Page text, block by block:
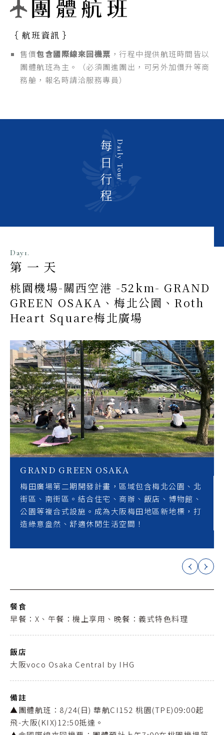
｛ 航班資訊 ｝
售價包含國際線來回機票 ，行程中提供航班時間皆以
團體航班為主。（必須團進團出，可另外加價升等商
務艙，報名時請洽服務專員）
Daily Tour
每日行程
Day1.
第一天
桃園機場-關西空港 -52km- GRAND
GREEN OSAKA、梅北公園、Roth
Heart Square梅北廣場
GRAND GREEN OSAKA
梅田廣場第二期開發計畫，區域包含梅北公園、北
街區、南街區。結合住宅、商辦、飯店、博物館、
公園等複合式設施。成為大阪梅田地區新地標，打
造綠意盎然、舒適休閒生活空間！
餐食
早餐：X、午餐：機上享用、晚餐：義式特色料理
飯店
大阪voco Osaka Central by IHG
備註
▲團體航班：8/24(日) 華航CI152 桃園(TPE)09:00起
飛-大阪(KIX)12:50抵達。